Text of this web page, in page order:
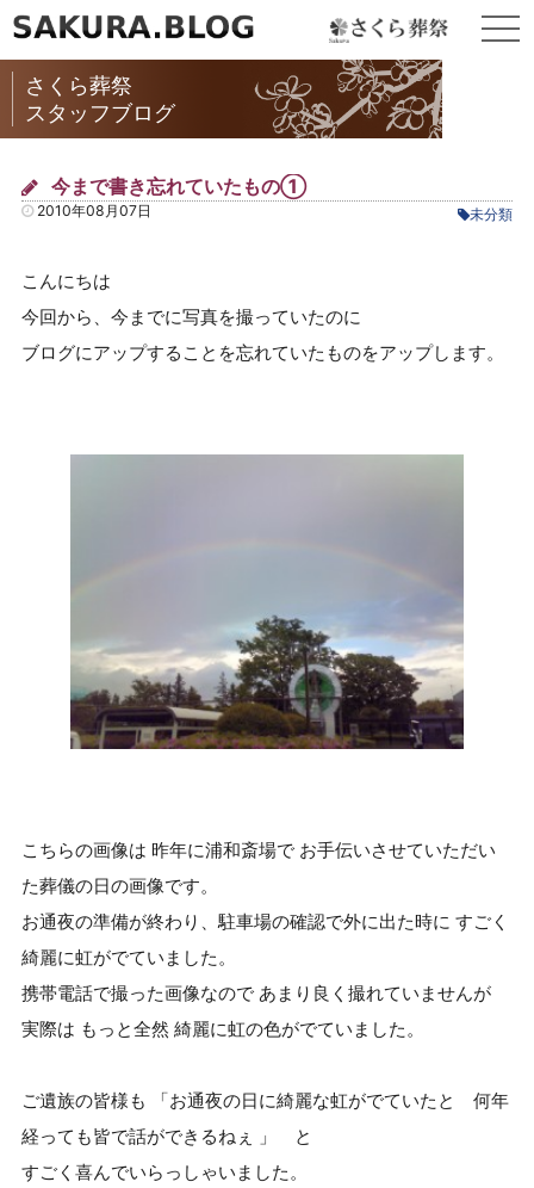
さくら葬祭
スタッフブログ
今まで書き忘れていたもの①
2010年08月07日 未分類
こんにちは
今回から、今までに写真を撮っていたのに
ブログにアップすることを忘れていたものをアップします。
こちらの画像は 昨年に浦和斎場で お手伝いさせていただい
た葬儀の日の画像です。
お通夜の準備が終わり、駐車場の確認で外に出た時に すごく
綺麗に虹がでていました。
携帯電話で撮った画像なので あまり良く撮れていませんが
実際は もっと全然 綺麗に虹の色がでていました。
ご遺族の皆様も
「お通夜の日に綺麗な虹がでていたと 何年
経っても皆で話ができるねぇ 」 と
すごく喜んでいらっしゃいました。